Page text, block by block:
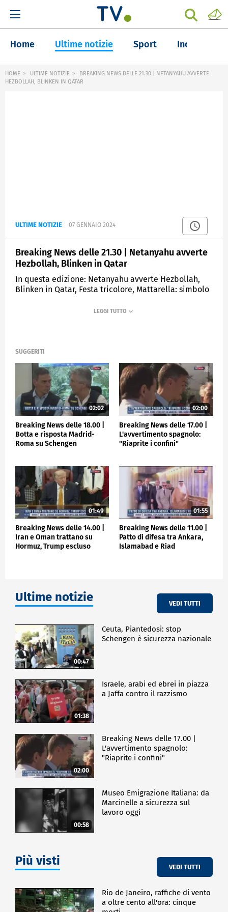
Home Ultime notizie Sport Inchieste
HOME ULTIME NOTIZIE
BREAKING NEWS DELLE 21.30 | NETANYAHU AVVERTE
HEZBOLLAH, BLINKEN IN QATAR
ULTIME NOTIZIE 07 GENNAIO 2024
Breaking News delle 21.30 | Netanyahu avverte
Hezbollah, Blinken in Qatar
In questa edizione: Netanyahu avverte Hezbollah,
Blinken in Qatar, Festa tricolore, Mattarella: simbolo
Juve, Milan e Lazio ok. Crolla il Napoli
SUGGERITI
02:02
Breaking News delle 18.00 |
Botta e risposta Madrid-
Roma su Schengen
02:00
Breaking News delle 17.00 |
L'avvertimento spagnolo:
"Riaprite i confini"
01:49
Breaking News delle 14.00 |
Iran e Oman trattano su
Hormuz, Trump escluso
01:55
Breaking News delle 11.00 |
Patto di difesa tra Ankara,
Islamabad e Riad
Ultime notizie VEDI TUTTI
00:47
Ceuta, Piantedosi: stop
Schengen è sicurezza nazionale
01:38
Israele, arabi ed ebrei in piazza
a Jaffa contro il razzismo
02:00
Breaking News delle 17.00 |
L'avvertimento spagnolo:
"Riaprite i confini"
00:58
Museo Emigrazione Italiana: da
Marcinelle a sicurezza sul
lavoro oggi
Più visti VEDI TUTTI
Rio de Janeiro, raffiche di vento
a oltre cento all'ora: cinque